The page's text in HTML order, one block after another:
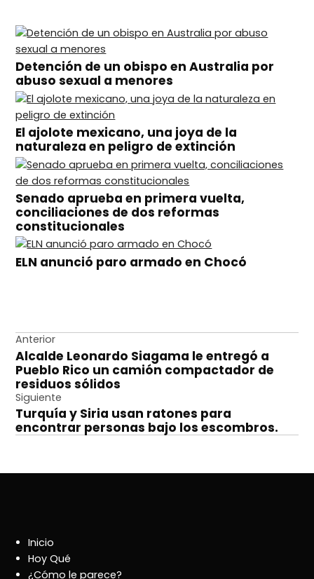
Detención de un obispo en Australia por
abuso sexual a menores
El ajolote mexicano, una joya de la
naturaleza en peligro de extinción
Senado aprueba en primera vuelta,
conciliaciones de dos reformas
constitucionales
ELN anunció paro armado en Chocó
Navegación
de
entradas
Anterior
Alcalde Leonardo Siagama le entregó a
Pueblo Rico un camión compactador de
residuos sólidos
Siguiente
Turquía y Siria usan ratones para
encontrar personas bajo los escombros.
Inicio
Hoy Qué
¿Cómo le parece?